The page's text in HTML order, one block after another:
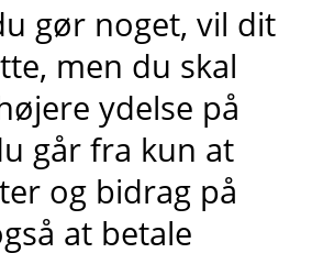
gør noget, vil dit
men du skal
ydelse på
går fra kun at
og bidrag på
at betale